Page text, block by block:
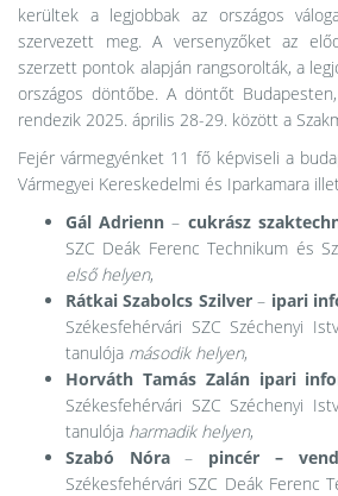
kerültek a legjobbak az országos
szervezett meg. A versenyzőket az
szerzett pontok alapján rangsorolták, a
országos döntőbe. A döntőt
rendezik 2025. április 28-29. között a
Fejér vármegyénket 11 fő képviseli a
Vármegyei Kereskedelmi és Iparkamara
Gál Adrienn – cukrász
SZC Deák Ferenc Technikum és
első helyen,
Rátkai Szabolcs Szilver– ipari
Székesfehérvári SZC Széchenyi
tanulója második helyen,
Horváth Tamás Zalán ipari
Székesfehérvári SZC Széchenyi
tanulója harmadik helyen,
Szabó Nóra– pincér –
Székesfehérvári SZC Deák Ferenc